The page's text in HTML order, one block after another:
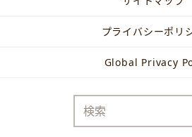
プライバシーポリ
Global Privacy